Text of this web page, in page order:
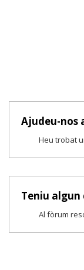
Ajudeu-nos
Heu trobat
Teniu algun
Al fòrum